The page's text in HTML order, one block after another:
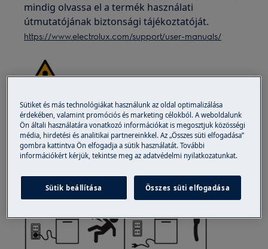
mindig olvassa el a termék használati
útmutatójának biztonsági tájékoztatóját.
https://www.electrolux.com/support/user-manuals/
VIGYÁZAT!ÁRAMÜTÉS VESZÉLYE
Mielőtt bármilyen javítási vagy karbantartási
műveletet végezne, kapcsolja ki a készüléket és
húzza ki a főkapcsolót a konnektorból.
Sütiket és más technológiákat használunk az oldal optimalizálása
érdekében, valamint promóciós és marketing célokból. A weboldalunk
Ön általi használatára vonatkozó információkat is megosztjuk közösségi
média, hirdetési és analitikai partnereinkkel. Az „Összes süti elfogadása”
gombra kattintva Ön elfogadja a sütik használatát. További
információkért kérjük, tekintse meg az adatvédelmi nyilatkozatunkat.
Sütik beállítása Összes süti elfogadása